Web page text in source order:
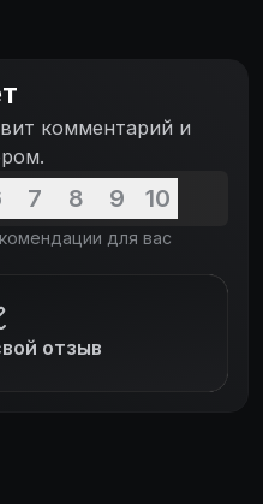
комментарий и
7 8 9 10
для вас
отзыв